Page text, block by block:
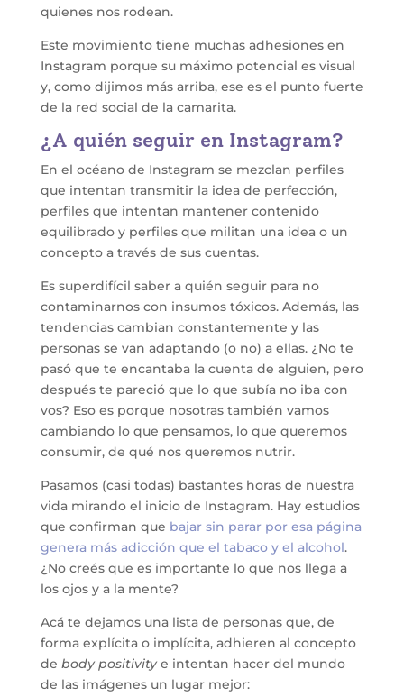
quienes nos rodean.
Este movimiento tiene muchas adhesiones en
Instagram porque su máximo potencial es visual
y, como dijimos más arriba, ese es el punto fuerte
de la red social de la camarita.
¿A quién seguir en Instagram?
En el océano de Instagram se mezclan perfiles
que intentan transmitir la idea de perfección,
perfiles que intentan mantener contenido
equilibrado y perfiles que militan una idea o un
concepto a través de sus cuentas.
Es superdifícil saber a quién seguir para no
contaminarnos con insumos tóxicos. Además, las
tendencias cambian constantemente y las
personas se van adaptando (o no) a ellas. ¿No te
pasó que te encantaba la cuenta de alguien, pero
después te pareció que lo que subía no iba con
vos? Eso es porque nosotras también vamos
cambiando lo que pensamos, lo que queremos
consumir, de qué nos queremos nutrir.
Pasamos (casi todas) bastantes horas de nuestra
vida mirando el inicio de Instagram. Hay estudios
que confirman que bajar sin parar por esa página
genera más adicción que el tabaco y el alcohol.
¿No creés que es importante lo que nos llega a
los ojos y a la mente?
Acá te dejamos una lista de personas que, de
forma explícita o implícita, adhieren al concepto
de body positivitye intentan hacer del mundo
de las imágenes un lugar mejor: